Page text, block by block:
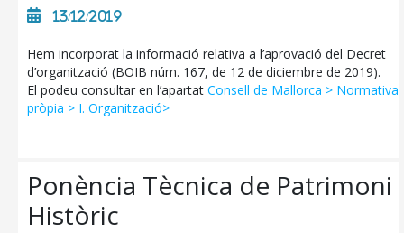
13/12/2019
Hem incorporat la informació relativa a l’aprovació del Decret
d’organització (BOIB núm. 167, de 12 de diciembre de 2019).
El podeu consultar en l’apartat Consell de Mallorca > Normativa
pròpia > I. Organització>
Ponència Tècnica de Patrimoni
Històric